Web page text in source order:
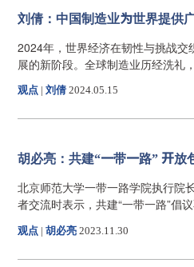
刘倩：中国制造业为世界提供
2024年，世界经济在韧性与挑战
展的新阶段。全球制造业历经洗礼
转变态势，迎来恢复性增长，预示
长的潜力都在逐步得到释放。
观点| 刘倩 2024.05.15
胡必亮：共建“一带一路” 开放
北京师范大学一带一路学院执行院
者交流时表示，共建“一带一路”倡
特点是开放包容。
观点| 胡必亮 2023.11.30